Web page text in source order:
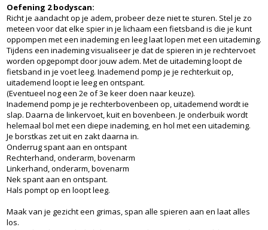
Oefening 2 bodyscan:
Richt je aandacht op je adem, probeer deze niet te sturen. Stel je zo
meteen voor dat elke spier in je lichaam een fietsband is die je kunt
oppompen met een inademing en leeg laat lopen met een uitademing.
Tijdens een inademing visualiseer je dat de spieren in je rechtervoet
worden opgepompt door jouw adem. Met de uitademing loopt de
fietsband in je voet leeg. Inademend pomp je je rechterkuit op,
uitademend loopt ie leeg en ontspant.
(Eventueel nog een 2e of 3e keer doen naar keuze).
Inademend pomp je je rechterbovenbeen op, uitademend wordt ie
slap. Daarna de linkervoet, kuit en bovenbeen. Je onderbuik wordt
helemaal bol met een diepe inademing, en hol met een uitademing.
Je borstkas zet uit en zakt daarna in.
Onderrug spant aan en ontspant
Rechterhand, onderarm, bovenarm
Linkerhand, onderarm, bovenarm
Nek spant aan en ontspant.
Hals pompt op en loopt leeg.
Maak van je gezicht een grimas, span alle spieren aan en laat alles
los.